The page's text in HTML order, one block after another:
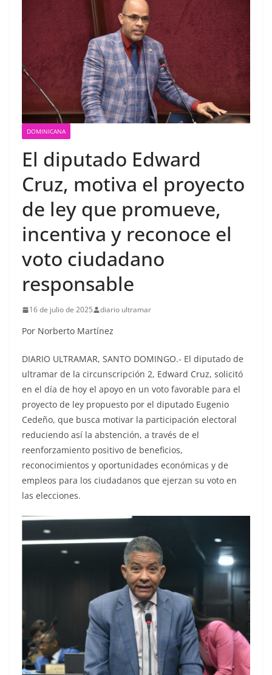
International University
suscriben acuerdo de
colaboración académica
El “gran Hansel Enmanuel”
visita el Consulado de la RD
en Miami
DOMINICANA
El diputado Edward
Cruz, motiva el proyecto
de ley que promueve,
incentiva y reconoce el
voto ciudadano
responsable
16 de julio de 2025 diario ultramar
Por Norberto Martínez
DIARIO ULTRAMAR, SANTO DOMINGO.- El diputado de
ultramar de la circunscripción 2, Edward Cruz, solicitó
en el día de hoy el apoyo en un voto favorable para el
proyecto de ley propuesto por el diputado Eugenio
Cedeño, que busca motivar la participación electoral
reduciendo así la abstención, a través de el
reenforzamiento positivo de beneficios,
reconocimientos y oportunidades económicas y de
empleos para los ciudadanos que ejerzan su voto en
las elecciones.